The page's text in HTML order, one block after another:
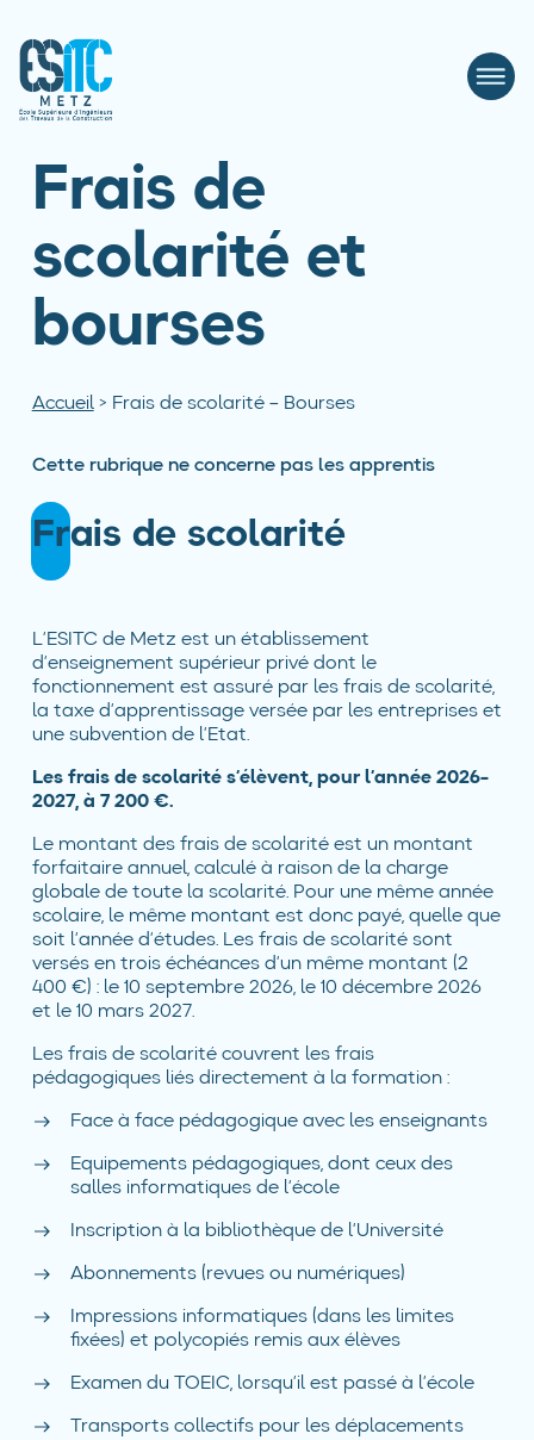
Frais de
scolarité et
bourses
Accueil> Frais de scolarité – Bourses
Cette rubrique ne concerne pas les apprentis
Frais de scolarité
L’ESITC de Metz est un établissement
d’enseignement supérieur privé dont le
fonctionnement est assuré par les frais de scolarité,
la taxe d’apprentissage versée par les entreprises et
une subvention de l’Etat.
Les frais de scolarité s’élèvent, pour l’année 2026-
2027, à 7 200 €.
Le montant des frais de scolarité est un montant
forfaitaire annuel, calculé à raison de la charge
globale de toute la scolarité. Pour une même année
scolaire, le même montant est donc payé, quelle que
soit l’année d’études. Les frais de scolarité sont
versés en trois échéances d’un même montant (2
400 €) : le 10 septembre 2026, le 10 décembre 2026
et le 10 mars 2027.
Les frais de scolarité couvrent les frais
pédagogiques liés directement à la formation :
Face à face pédagogique avec les enseignants
Equipements pédagogiques, dont ceux des
salles informatiques de l’école
Inscription à la bibliothèque de l’Université
Abonnements (revues ou numériques)
Impressions informatiques (dans les limites
fixées) et polycopiés remis aux élèves
Examen du TOEIC, lorsqu’il est passé à l’école
Transports collectifs pour les déplacements